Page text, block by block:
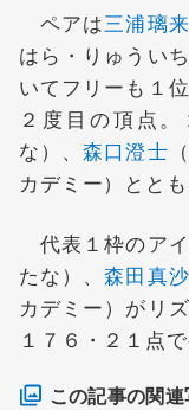
ペアは三浦璃来
はら・りゅうい
いてフリーも１
２度目の頂点
な）、森口澄士
カデミー）とと
代表１枠のア
たな）、森田真
カデミー）がリ
１７６・２１点
この記事の関